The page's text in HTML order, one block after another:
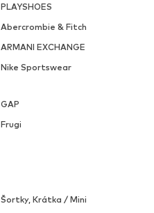
PLAYSHOES
Abercrombie & Fitch
ARMANI EXCHANGE
Nike Sportswear
GAP
Frugi
Šortky, Krátka / Mini